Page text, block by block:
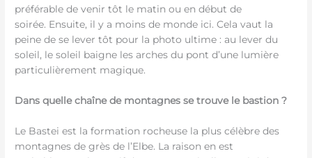
préférable de venir tôt le matin ou en début de
soirée. Ensuite, il y a moins de monde ici. Cela vaut la
peine de se lever tôt pour la photo ultime : au lever du
soleil, le soleil baigne les arches du pont d’une lumière
particulièrement magique.
Dans quelle chaîne de montagnes se trouve le bastion ?
Le Bastei est la formation rocheuse la plus célèbre des
montagnes de grès de l’Elbe. La raison en est